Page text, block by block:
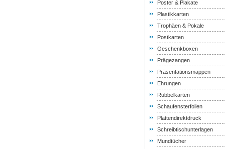
Poster & Plakate
Plastikkarten
Trophäen & Pokale
Postkarten
Geschenkboxen
Prägezangen
Präsentationsmappen
Ehrungen
Rubbelkarten
Schaufensterfolien
Plattendirektdruck
Schreibtischunterlagen
Mundtücher